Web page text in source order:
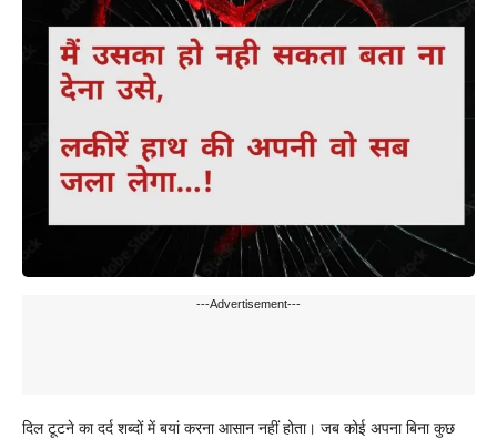
---Advertisement---
दिल टूटने का दर्द शब्दों में बयां करना आसान नहीं होता। जब कोई अपना बिना कुछ